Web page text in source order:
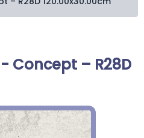
Concept – R28D